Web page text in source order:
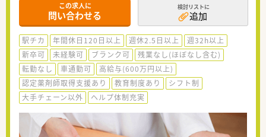
この求人に
問い合わせる
検討リストに
追加
駅チカ 年間休日120日以上 週休2.5日以上
週32h以上
新卒可
未経験可 ブランク可
残業なし(ほぼなし含む)
転勤なし
車通勤可
高給与(600万円以上)
認定薬剤師取得支援あり
教育制度あり
シフト制
大手チェーン以外
ヘルプ体制充実